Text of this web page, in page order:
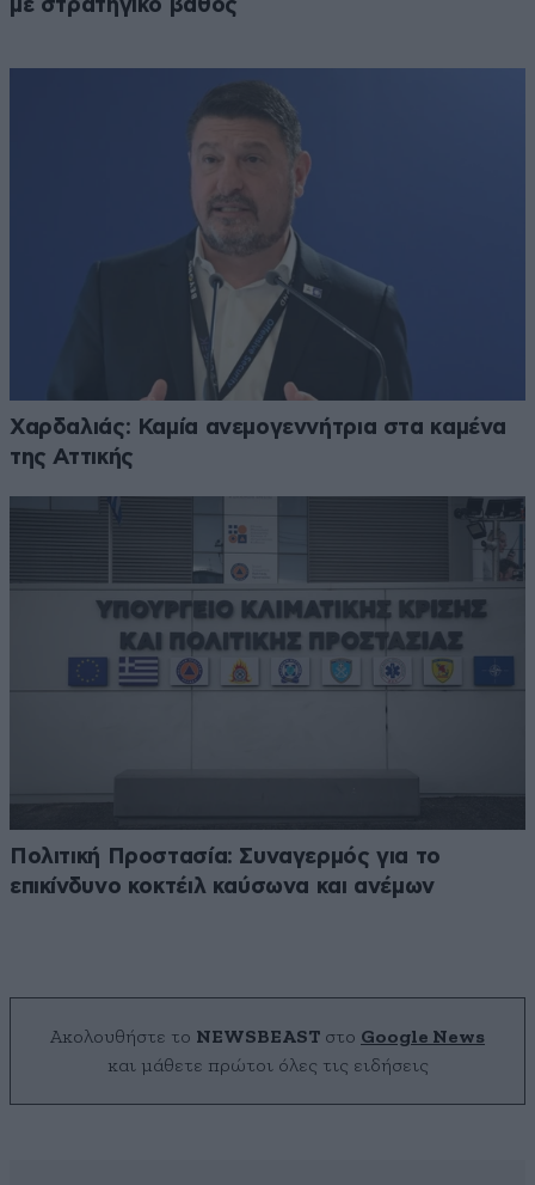
με στρατηγικό βάθος
Χαρδαλιάς: Καμία ανεμογεννήτρια στα καμένα
της Αττικής
Πολιτική Προστασία: Συναγερμός για το
επικίνδυνο κοκτέιλ καύσωνα και ανέμων
Ακολουθήστε το NEWSBEAST στο Google News
και μάθετε πρώτοι όλες τις ειδήσεις